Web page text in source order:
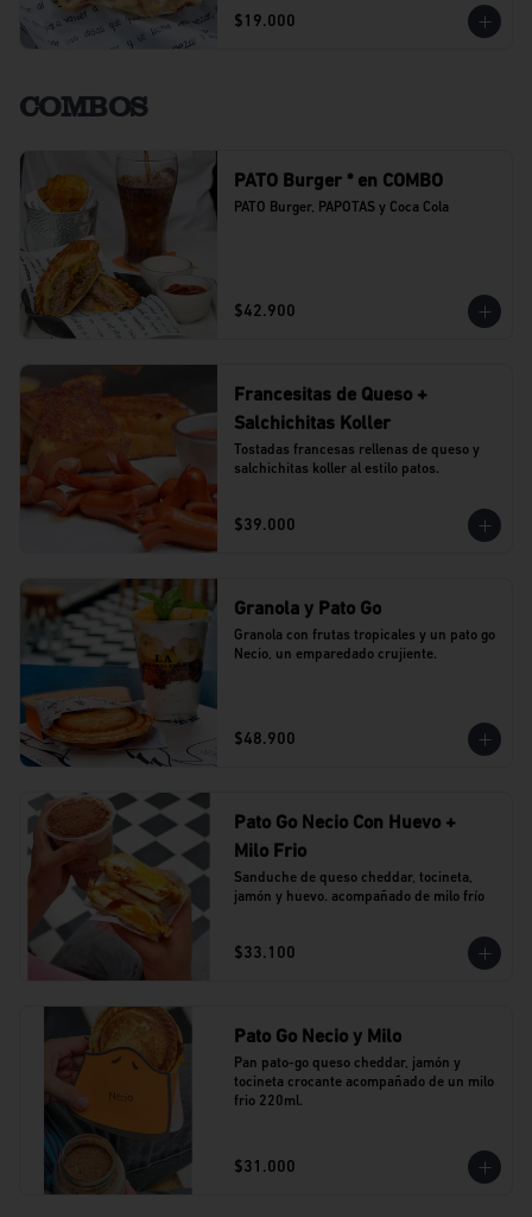
$19.000
COMBOS
PATO Burger * en COMBO
PATO Burger, PAPOTAS y Coca Cola
$42.900
Francesitas de Queso +
Salchichitas Koller
Tostadas francesas rellenas de queso y
salchichitas koller al estilo patos.
$39.000
Granola y Pato Go
Granola con frutas tropicales y un pato go
Necio, un emparedado crujiente.
$48.900
Pato Go Necio Con Huevo +
Milo Frio
Sanduche de queso cheddar, tocineta,
jamón y huevo. acompañado de milo frío
$33.100
Pato Go Necio y Milo
Pan pato-go queso cheddar, jamón y
tocineta crocante acompañado de un milo
frio 220ml.
$31.000